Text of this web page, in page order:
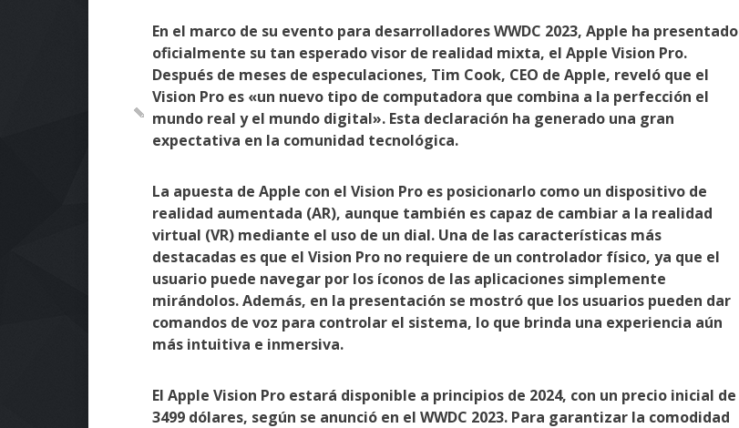
En el marco de su evento para desarrolladores WWDC 2023, Apple ha presentado
oficialmente su tan esperado visor de realidad mixta, el Apple Vision Pro.
Después de meses de especulaciones, Tim Cook, CEO de Apple, reveló que el
Vision Pro es «un nuevo tipo de computadora que combina a la perfección el
mundo real y el mundo digital». Esta declaración ha generado una gran
expectativa en la comunidad tecnológica.
La apuesta de Apple con el Vision Pro es posicionarlo como un dispositivo de
realidad aumentada (AR), aunque también es capaz de cambiar a la realidad
virtual (VR) mediante el uso de un dial. Una de las características más
destacadas es que el Vision Pro no requiere de un controlador físico, ya que el
usuario puede navegar por los íconos de las aplicaciones simplemente
mirándolos. Además, en la presentación se mostró que los usuarios pueden dar
comandos de voz para controlar el sistema, lo que brinda una experiencia aún
más intuitiva e inmersiva.
El Apple Vision Pro estará disponible a principios de 2024, con un precio inicial de
3499 dólares, según se anunció en el WWDC 2023. Para garantizar la comodidad